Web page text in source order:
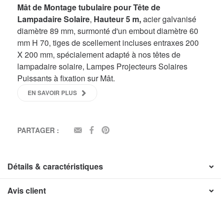
Mât de Montage tubulaire pour Tête de
Lampadaire Solaire, Hauteur 5 m,acier galvanisé
diamètre 89 mm, surmonté d'un embout diamètre 60
mm H 70, tiges de scellement incluses entraxes 200
X 200 mm, spécialement adapté à nos têtes de
lampadaire solaire, Lampes Projecteurs Solaires
Puissants à fixation sur Mât.
EN SAVOIR PLUS
PARTAGER : EMAILFACEBOOK
Détails & caractéristiques
Avis client